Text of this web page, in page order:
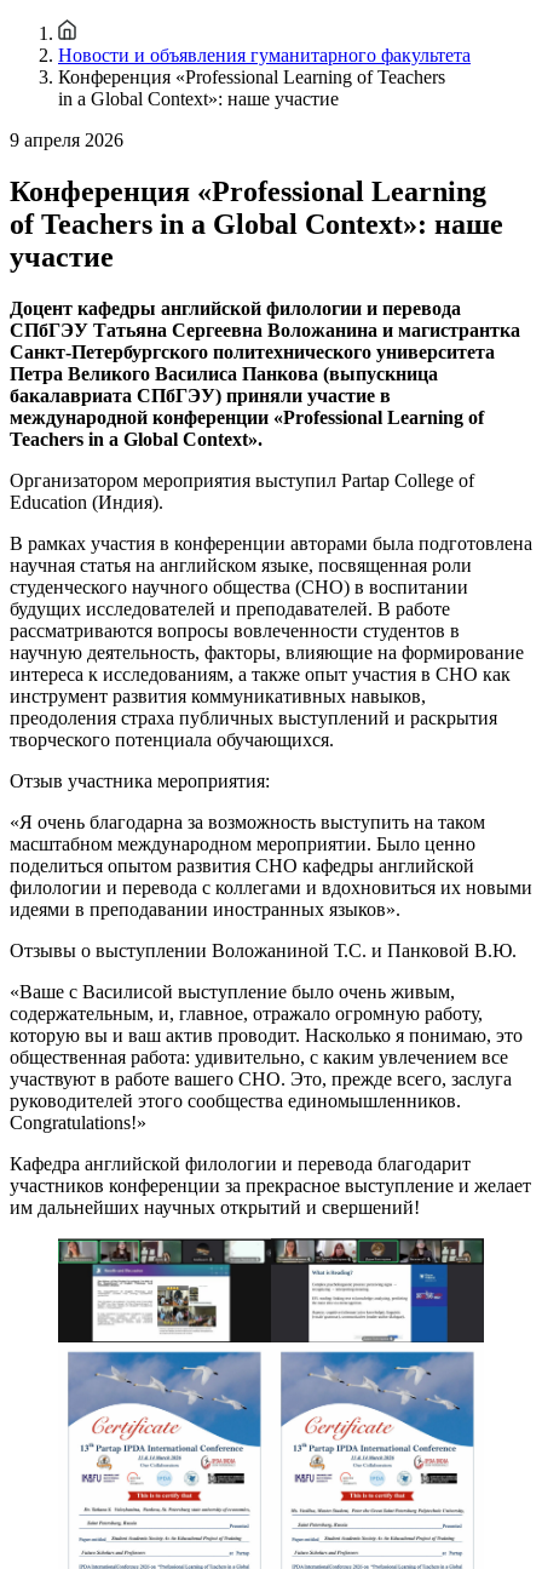
Новости и объявления гуманитарного факультета
Конференция «Professional Learning of Teachers
in a Global Context»: наше участие
9 апреля 2026
Конференция «Professional Learning
of Teachers in a Global Context»: наше
участие
Доцент кафедры английской филологии и перевода
СПбГЭУ Татьяна Сергеевна Воложанина и магистрантка
Санкт-Петербургского политехнического университета
Петра Великого Василиса Панкова (выпускница
бакалавриата СПбГЭУ) приняли участие в
международной конференции «Professional Learning of
Teachers in a Global Context».
Организатором мероприятия выступил Partap College of
Education (Индия).
В рамках участия в конференции авторами была подготовлена
научная статья на английском языке, посвященная роли
студенческого научного общества (СНО) в воспитании
будущих исследователей и преподавателей. В работе
рассматриваются вопросы вовлеченности студентов в
научную деятельность, факторы, влияющие на формирование
интереса к исследованиям, а также опыт участия в СНО как
инструмент развития коммуникативных навыков,
преодоления страха публичных выступлений и раскрытия
творческого потенциала обучающихся.
Отзыв участника мероприятия:
«Я очень благодарна за возможность выступить на таком
масштабном международном мероприятии. Было ценно
поделиться опытом развития СНО кафедры английской
филологии и перевода с коллегами и вдохновиться их новыми
идеями в преподавании иностранных языков».
Отзывы о выступлении Воложаниной Т.С. и Панковой В.Ю.
«Ваше с Василисой выступление было очень живым,
содержательным, и, главное, отражало огромную работу,
которую вы и ваш актив проводит. Насколько я понимаю, это
общественная работа: удивительно, с каким увлечением все
участвуют в работе вашего СНО. Это, прежде всего, заслуга
руководителей этого сообщества единомышленников.
Congratulations!»
Кафедра английской филологии и перевода благодарит
участников конференции за прекрасное выступление и желает
им дальнейших научных открытий и свершений!